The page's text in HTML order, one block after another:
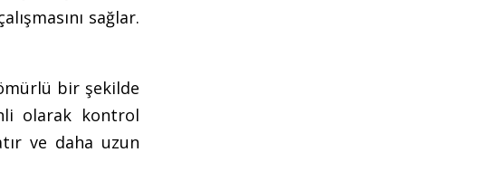
sağlar.
bir şekilde
olarak kontrol
ve daha uzun